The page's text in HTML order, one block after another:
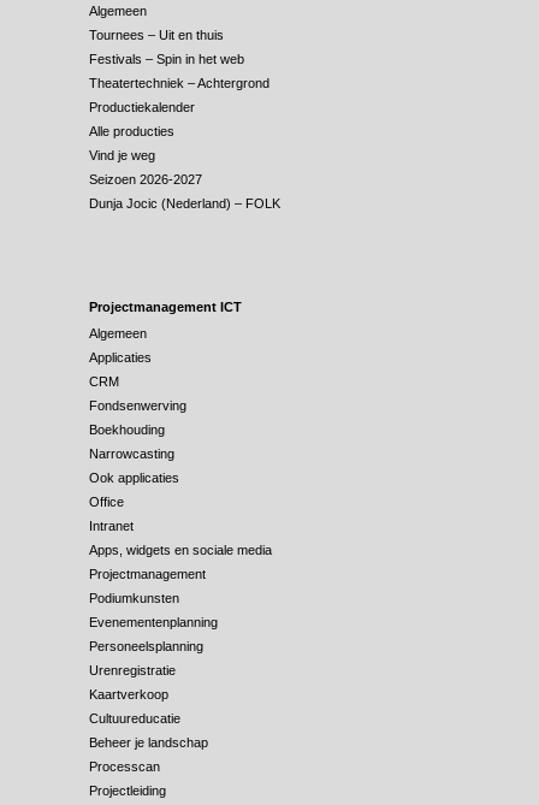
Algemeen
Tournees – Uit en thuis
Festivals – Spin in het web
Theatertechniek – Achtergrond
Productiekalender
Alle producties
Vind je weg
Seizoen 2026-2027
Dunja Jocic (Nederland) – FOLK
Projectmanagement ICT
Algemeen
Applicaties
CRM
Fondsenwerving
Boekhouding
Narrowcasting
Ook applicaties
Office
Intranet
Apps, widgets en sociale media
Projectmanagement
Podiumkunsten
Evenementenplanning
Personeelsplanning
Urenregistratie
Kaartverkoop
Cultuureducatie
Beheer je landschap
Processcan
Projectleiding